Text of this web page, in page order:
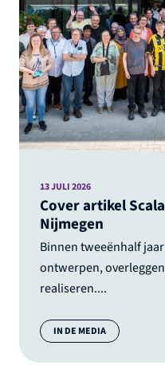
Cover artikel
Nijmegen
Binnen tweeënhalf
ontwerpen,
realiseren....
13 JULI 2026
Categorie:
IN DE MEDIA